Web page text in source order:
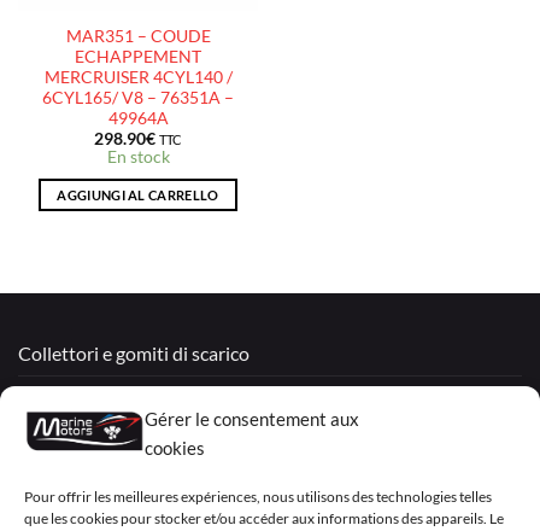
Gérer le consentement aux
cookies
Pour offrir les meilleures expériences, nous utilisons des technologies telles
que les cookies pour stocker et/ou accéder aux informations des appareils. Le
MAR351 – COUDE
ECHAPPEMENT
MERCRUISER 4CYL140 /
6CYL165/ V8 – 76351A –
49964A
298.90€ TTC
En stock
AGGIUNGI AL CARRELLO
Collettori e gomiti di scarico
Mercruiser
VOLVO PENTA / OMC